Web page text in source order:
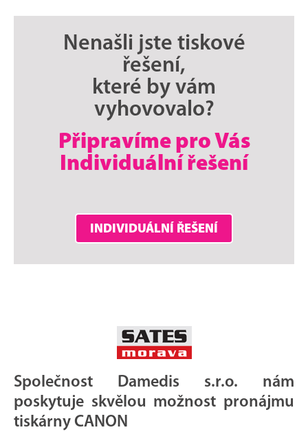
Nenašli jste tiskové
řešení,
které by vám
vyhovovalo?
Připravíme pro Vás
Individuální řešení
INDIVIDUÁLNÍ ŘEŠENÍ
Společnost Damedis s.r.o. nám
poskytuje skvělou možnost pronájmu
tiskárny CANON